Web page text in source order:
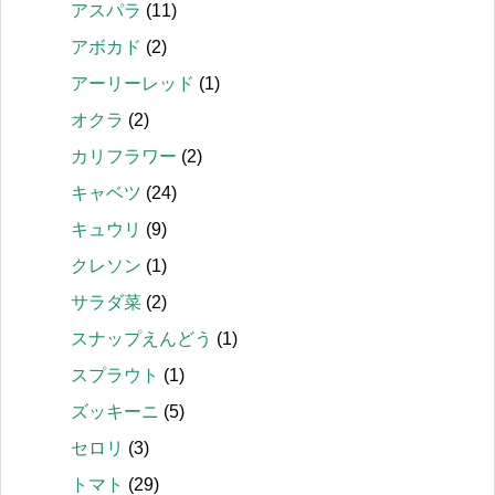
アスパラ (11)
アボカド (2)
アーリーレッド (1)
オクラ (2)
カリフラワー (2)
キャベツ (24)
キュウリ (9)
クレソン (1)
サラダ菜 (2)
スナップえんどう (1)
スプラウト (1)
ズッキーニ (5)
セロリ (3)
トマト (29)